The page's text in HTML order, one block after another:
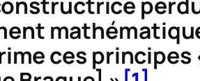
ces principes